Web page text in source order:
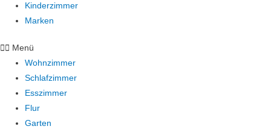
Kinderzimmer
Marken
Menü
Wohnzimmer
Schlafzimmer
Esszimmer
Flur
Garten